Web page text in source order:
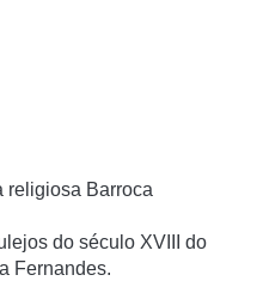
religiosa Barroca
do século XVIII do
Fernandes.